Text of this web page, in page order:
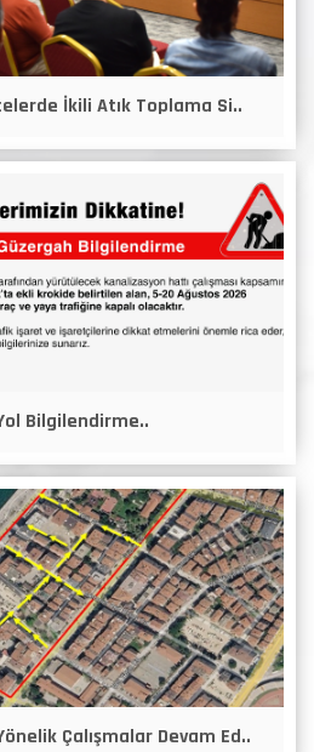
İkili Atık Toplama Si..
Bilgilendirme..
Çalışmalar Devam Ed..